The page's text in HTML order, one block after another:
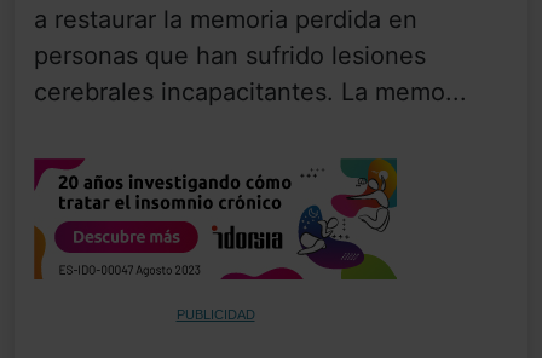
a restaurar la memoria perdida en
personas que han sufrido lesiones
cerebrales incapacitantes. La memo...
PUBLICIDAD